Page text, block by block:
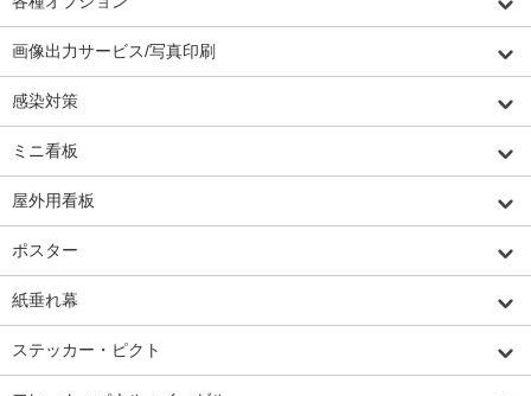
画像出力サービス/写真印刷
感染対策
ミニ看板
屋外用看板
ポスター
紙垂れ幕
ステッカー・ピクト